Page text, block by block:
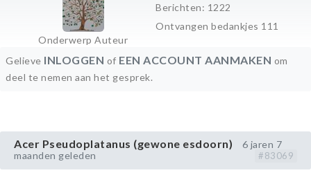
Onderwerp Auteur
Berichten: 1222
Ontvangen bedankjes 111
Gelieve INLOGGEN of EEN ACCOUNT AANMAKEN om
deel te nemen aan het gesprek.
Acer Pseudoplatanus (gewone esdoorn)
6 jaren 7
maanden geleden
#83069